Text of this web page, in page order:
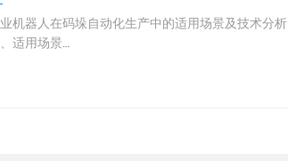
机器人在码垛自动化生产中的适用场景及技术分析
适用场景